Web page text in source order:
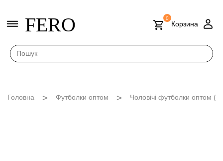
FERO 0
Корзина
Головна Футболки оптом Чоловічі футболки оптом